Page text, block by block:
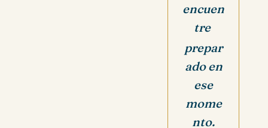
encuen
tre
prepar
ado en
ese
mome
nto.